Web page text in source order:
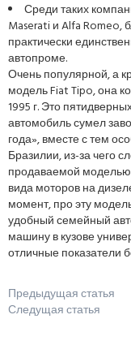
Среди таких
Maserati и Alfa Romeo,
практически
автопроме.
Очень популярной, а
модель Fiat Tipo, она
1995 г. Это
автомобиль сумел
года», вместе с тем
Бразилии, из-за чего
продаваемой
вида моторов на
момент, про эту
удобный семейный
машину в кузове
отличные показатели
Предыдущая статья
Следущая статья